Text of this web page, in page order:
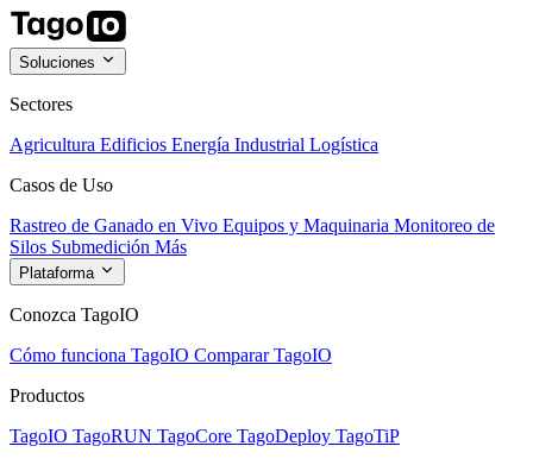
Soluciones
Sectores
Agricultura Edificios Energía Industrial Logística
Casos de Uso
Rastreo de Ganado en Vivo Equipos y Maquinaria Monitoreo de
Silos Submedición Más
Plataforma
Conozca TagoIO
Cómo funciona TagoIO Comparar TagoIO
Productos
TagoIO TagoRUN TagoCore TagoDeploy TagoTiP